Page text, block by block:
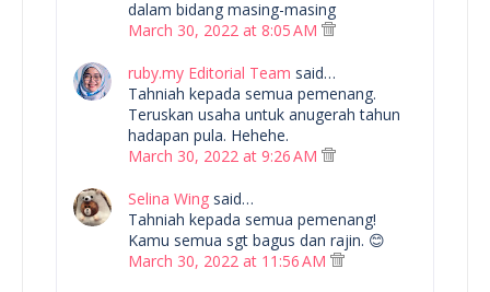
dalam bidang masing-masing
March 30, 2022 at 8:05 AM
ruby.my Editorial Team said…
Tahniah kepada semua pemenang.
Teruskan usaha untuk anugerah tahun
hadapan pula. Hehehe.
March 30, 2022 at 9:26 AM
Selina Wing said…
Tahniah kepada semua pemenang!
Kamu semua sgt bagus dan rajin. 😊
March 30, 2022 at 11:56 AM